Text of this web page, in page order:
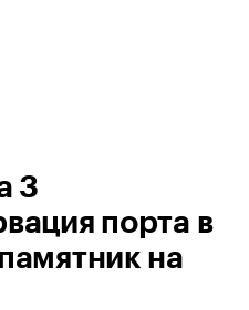
3
порта в
на